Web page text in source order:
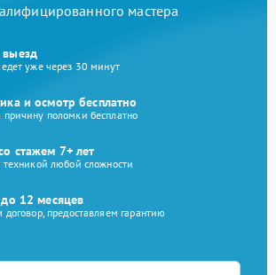
мастера
уже через 30 минут
и осмотр бесплатно
поломки бесплатно
стажем 7+ лет
техникой любой сложности
до 12 месяцев
договор, предоставляем гарантию